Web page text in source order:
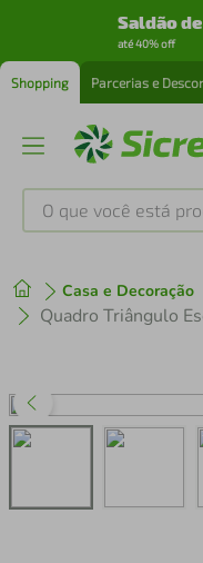
Saldão
até 40% off
Shopping Parcerias e
O que você está
Casa e Decoração
1º tenis
perfume